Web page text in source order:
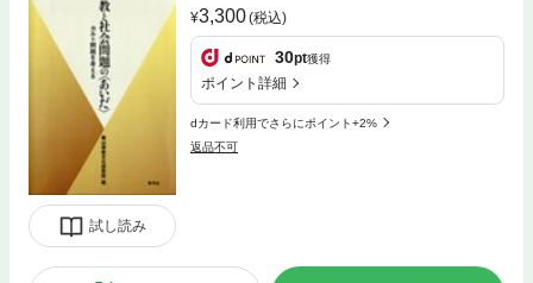
試し読み
3,300(税込)
30pt獲得
ポイント詳細
dカード利用でさらにポイント+2%
返品不可